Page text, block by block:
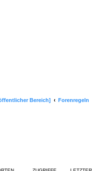
Bereich] Forenregeln